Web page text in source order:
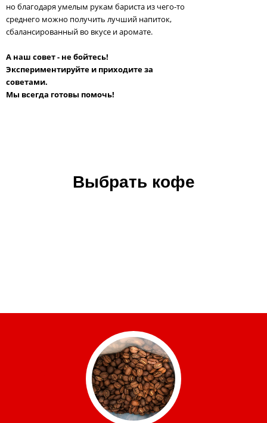
но благодаря умелым рукам бариста из чего-то
среднего можно получить лучший напиток,
сбалансированный во вкусе и аромате.
А наш совет - не бойтесь!
Экспериментируйте и приходите за
советами.
Мы всегда готовы помочь!
Выбрать кофе